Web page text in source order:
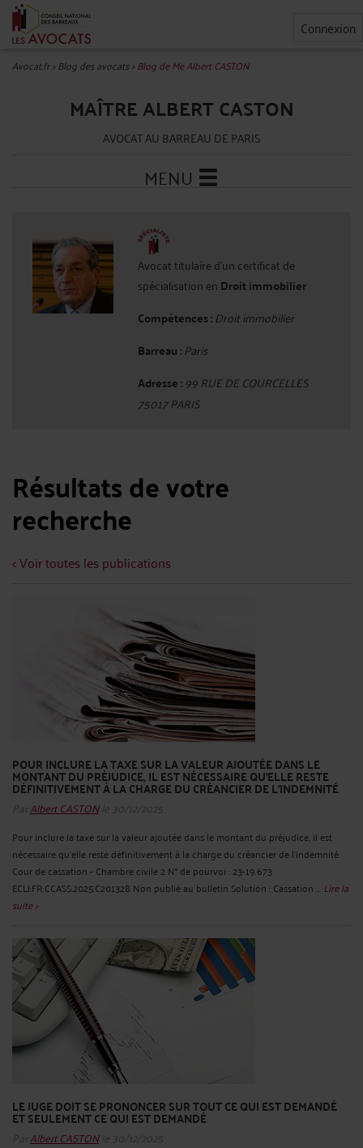
Connexion
Avocat.fr>Blog des avocats>Blog de Me Albert CASTON
MAÎTRE ALBERT CASTON
AVOCAT AU BARREAU DE PARIS
MENU
Avocat titulaire d'un certificat de
spécialisation en Droit immobilier
Compétences : Droit immobilier
Barreau : Paris
Adresse : 99 RUE DE COURCELLES
75017 PARIS
Résultats de votre
recherche
< Voir toutes les publications
POUR INCLURE LA TAXE SUR LA VALEUR AJOUTÉE DANS LE
MONTANT DU PRÉJUDICE, IL EST NÉCESSAIRE QU'ELLE RESTE
DÉFINITIVEMENT À LA CHARGE DU CRÉANCIER DE L'INDEMNITÉ
ParAlbert CASTONle 30/12/2025
Pour inclure la taxe sur la valeur ajoutée dans le montant du préjudice, il est
nécessaire qu'elle reste définitivement à la charge du créancier de l'indemnité
Cour de cassation - Chambre civile 2 N° de pourvoi : 23-19.673
ECLI:FR:CCASS:2025:C201328 Non publié au bulletin Solution : Cassation ... Lire la
suite >
LE JUGE DOIT SE PRONONCER SUR TOUT CE QUI EST DEMANDÉ
ET SEULEMENT CE QUI EST DEMANDÉ
ParAlbert CASTONle 30/12/2025